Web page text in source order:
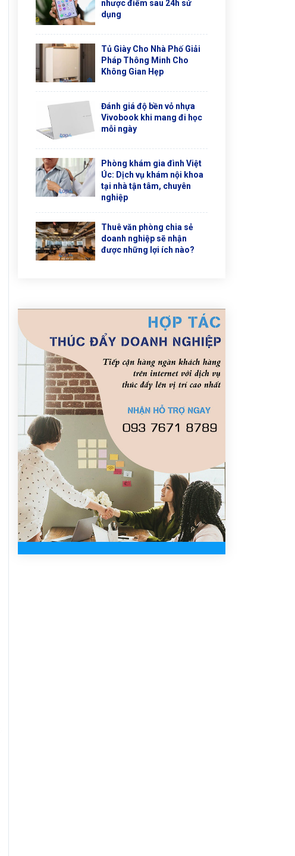
nhược điểm sau 24h sử
dụng
Tủ Giày Cho Nhà Phố Giải
Pháp Thông Minh Cho
Không Gian Hẹp
Đánh giá độ bền vỏ nhựa
Vivobook khi mang đi học
mỗi ngày
Phòng khám gia đình Việt
Úc: Dịch vụ khám nội khoa
tại nhà tận tâm, chuyên
nghiệp
Thuê văn phòng chia sẻ
doanh nghiệp sẽ nhận
được những lợi ích nào?